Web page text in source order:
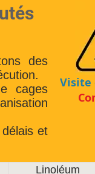
des
cages
et
Visite
Linoléum